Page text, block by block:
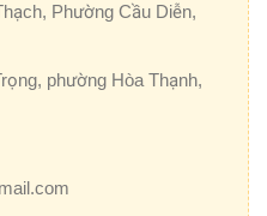
Phường Cầu Diễn,
phường Hòa Thạnh,